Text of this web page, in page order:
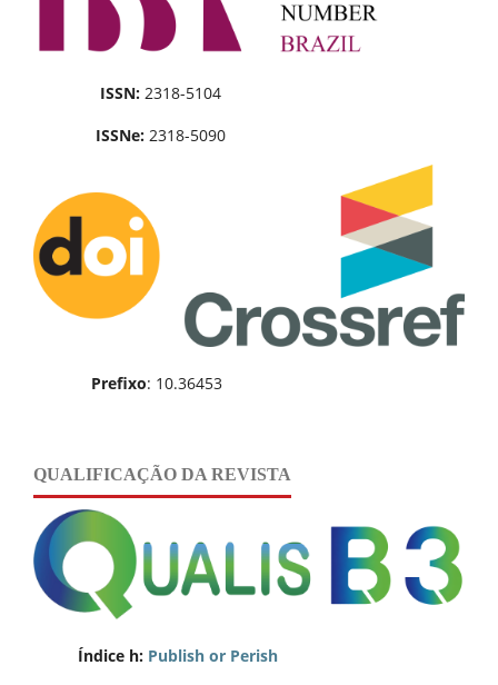
ISSN: 2318-5104
ISSNe: 2318-5090
Prefixo: 10.36453
QUALIFICAÇÃO DA REVISTA
Índice h: Publish or Perish